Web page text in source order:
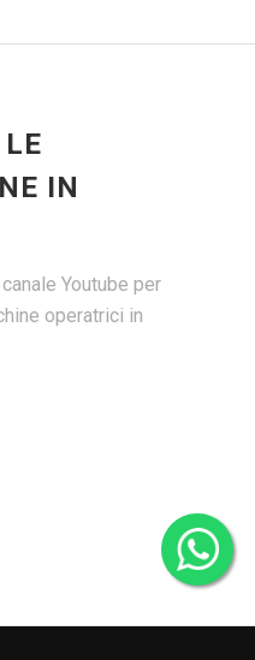
IN
Youtube per
operatrici in